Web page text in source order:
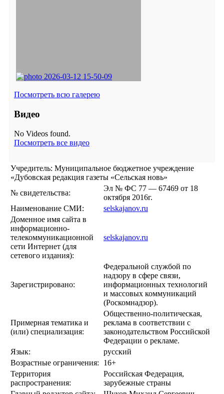
Посмотреть всю галерею
Видео
No Videos found.
Посмотреть все видео
Учредитель: Муниципальное бюджетное учреждение
«Дубовская редакция газеты «Сельская новь»
№ свидетельства:
Эл № ФС 77 — 67469 от 18
октября 2016г.
Наименование СМИ:
selskajanov.ru
Доменное имя сайта в
информационно-
телекоммуникационной
сети Интернет (для
сетевого издания):
selskajanov.ru
Зарегистрировано:
Федеральной службой по
надзору в сфере связи,
информационных технологий
и массовых коммуникаций
(Роскомнадзор).
Примерная тематика и
(или) специализация:
Общественно-политическая,
реклама в соответствии с
законодательством Российской
Федерации о рекламе.
Язык:
русский
Возрастные ограничения:
16+
Территория
распространения:
Российская Федерация,
зарубежные страны